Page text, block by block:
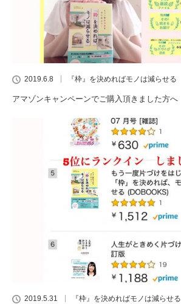
2019.6.8 『枠』を決めればモノは減らせる
アマゾンキャンペーンでご購入頂きました方へ
2019.5.31 『枠』を決めればモノは減らせる